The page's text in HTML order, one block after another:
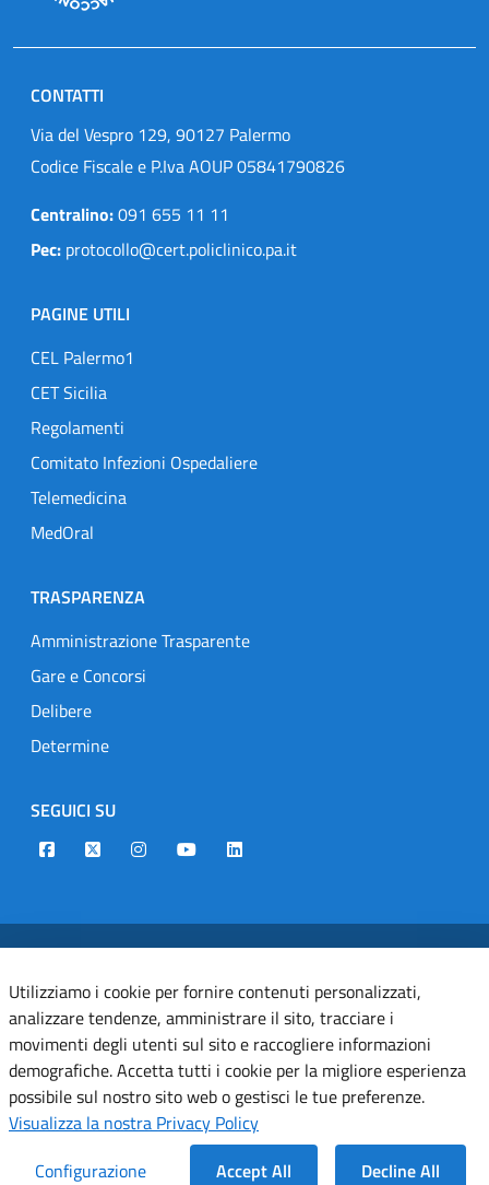
CONTATTI
Via del Vespro 129, 90127 Palermo
Codice Fiscale e P.Iva AOUP 05841790826
Centralino:091 655 11 11
Pec: protocollo@cert.policlinico.pa.it
PAGINE UTILI
CEL Palermo1
CET Sicilia
Regolamenti
Comitato Infezioni Ospedaliere
Telemedicina
MedOral
TRASPARENZA
Amministrazione Trasparente
Gare e Concorsi
Delibere
Determine
SEGUICI SU
Designers Italia
TwitterInstagramYoutubeLinkedin
Informativa cookie
Informativa privacy
Note legali
Servizi Applicativi
Utilizziamo i cookie per fornire contenuti personalizzati,
analizzare tendenze, amministrare il sito, tracciare i
movimenti degli utenti sul sito e raccogliere informazioni
demografiche. Accetta tutti i cookie per la migliore esperienza
possibile sul nostro sito web o gestisci le tue preferenze.
Visualizza la nostra Privacy Policy
Configurazione
Accept All Decline All